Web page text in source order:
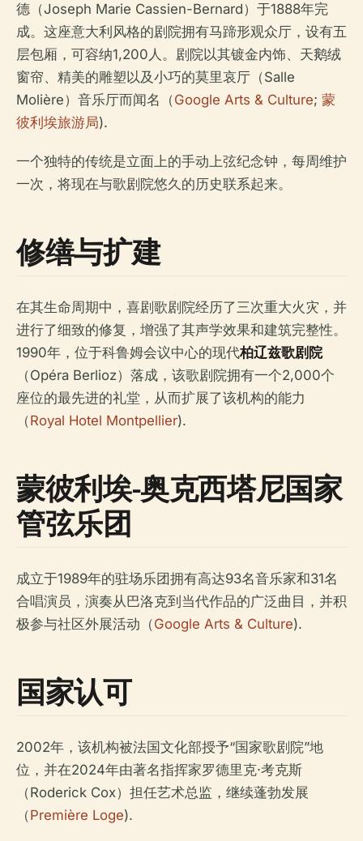
德（Joseph Marie Cassien-Bernard）于1888年完
成。这座意大利风格的剧院拥有马蹄形观众厅，设有五
层包厢，可容纳1,200人。剧院以其镀金内饰、天鹅绒
窗帘、精美的雕塑以及小巧的莫里哀厅（Salle
Molière）音乐厅而闻名（Google Arts & Culture; 蒙
彼利埃旅游局).
一个独特的传统是立面上的手动上弦纪念钟，每周维护
一次，将现在与歌剧院悠久的历史联系起来。
修缮与扩建
在其生命周期中，喜剧歌剧院经历了三次重大火灾，并
进行了细致的修复，增强了其声学效果和建筑完整性。
1990年，位于科鲁姆会议中心的现代柏辽兹歌剧院
（Opéra Berlioz）落成，该歌剧院拥有一个2,000个
座位的最先进的礼堂，从而扩展了该机构的能力
（Royal Hotel Montpellier).
蒙彼利埃-奥克西塔尼国家
管弦乐团
成立于1989年的驻场乐团拥有高达93名音乐家和31名
合唱演员，演奏从巴洛克到当代作品的广泛曲目，并积
极参与社区外展活动（Google Arts & Culture).
国家认可
2002年，该机构被法国文化部授予“国家歌剧院”地
位，并在2024年由著名指挥家罗德里克·考克斯
（Roderick Cox）担任艺术总监，继续蓬勃发展
（Première Loge).